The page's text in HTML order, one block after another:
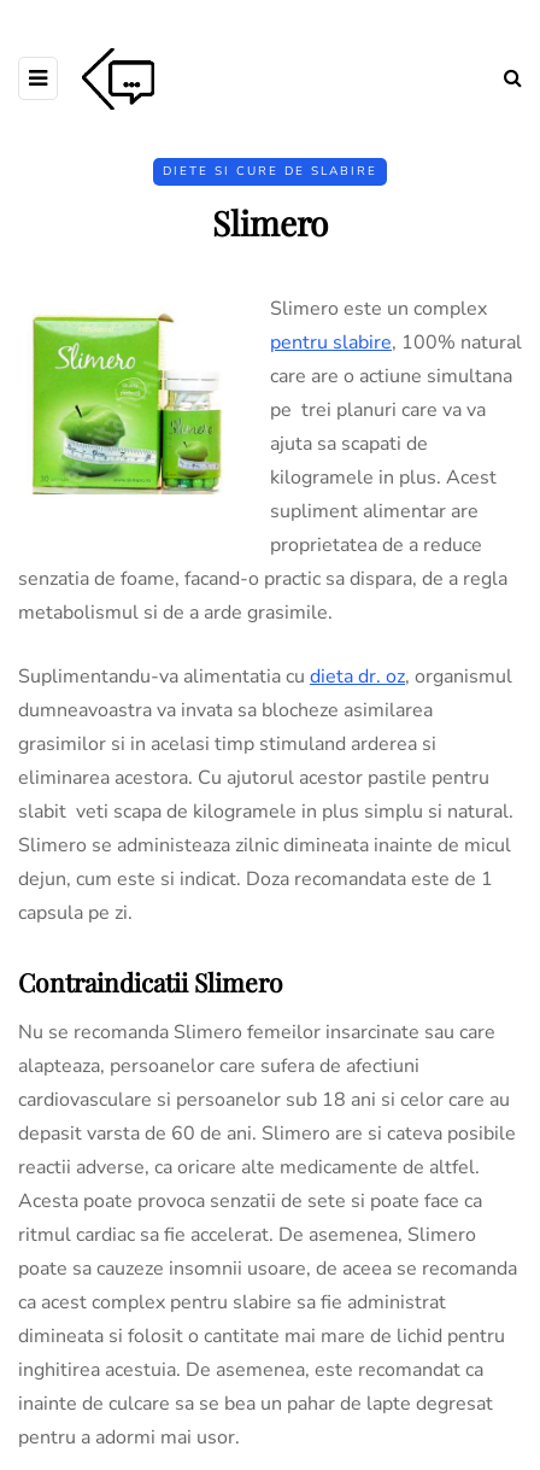
DIETE SI CURE DE SLABIRE
Slimero
Slimero este un complex
pentru slabire, 100% natural
care are o actiune simultana
pe trei planuri care va va
ajuta sa scapati de
kilogramele in plus. Acest
supliment alimentar are
proprietatea de a reduce
senzatia de foame, facand-o practic sa dispara, de a regla
metabolismul si de a arde grasimile.
Suplimentandu-va alimentatia cu dieta dr. oz, organismul
dumneavoastra va invata sa blocheze asimilarea
grasimilor si in acelasi timp stimuland arderea si
eliminarea acestora. Cu ajutorul acestor pastile pentru
slabit veti scapa de kilogramele in plus simplu si natural.
Slimero se administeaza zilnic dimineata inainte de micul
dejun, cum este si indicat. Doza recomandata este de 1
capsula pe zi.
Contraindicatii Slimero
Nu se recomanda Slimero femeilor insarcinate sau care
alapteaza, persoanelor care sufera de afectiuni
cardiovasculare si persoanelor sub 18 ani si celor care au
depasit varsta de 60 de ani. Slimero are si cateva posibile
reactii adverse, ca oricare alte medicamente de altfel.
Acesta poate provoca senzatii de sete si poate face ca
ritmul cardiac sa fie accelerat. De asemenea, Slimero
poate sa cauzeze insomnii usoare, de aceea se recomanda
ca acest complex pentru slabire sa fie administrat
dimineata si folosit o cantitate mai mare de lichid pentru
inghitirea acestuia. De asemenea, este recomandat ca
inainte de culcare sa se bea un pahar de lapte degresat
pentru a adormi mai usor.